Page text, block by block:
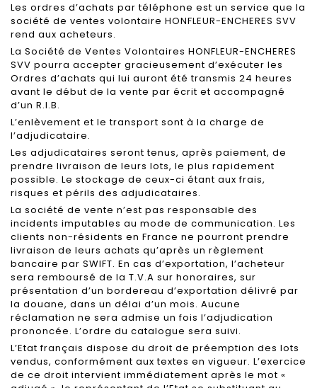
Les ordres d’achats par téléphone est un service que la
société de ventes volontaire HONFLEUR-ENCHERES SVV
rend aux acheteurs.
La Société de Ventes Volontaires HONFLEUR-ENCHERES
SVV pourra accepter gracieusement d’exécuter les
Ordres d’achats qui lui auront été transmis 24 heures
avant le début de la vente par écrit et accompagné
d’un R.I.B.
L’enlèvement et le transport sont à la charge de
l’adjudicataire.
Les adjudicataires seront tenus, après paiement, de
prendre livraison de leurs lots, le plus rapidement
possible. Le stockage de ceux-ci étant aux frais,
risques et périls des adjudicataires.
La société de vente n’est pas responsable des
incidents imputables au mode de communication. Les
clients non-résidents en France ne pourront prendre
livraison de leurs achats qu’après un règlement
bancaire par SWIFT. En cas d’exportation, l’acheteur
sera remboursé de la T.V.A sur honoraires, sur
présentation d’un bordereau d’exportation délivré par
la douane, dans un délai d’un mois. Aucune
réclamation ne sera admise un fois l’adjudication
prononcée. L’ordre du catalogue sera suivi.
L’Etat français dispose du droit de préemption des lots
vendus, conformément aux textes en vigueur. L’exercice
de ce droit intervient immédiatement après le mot «